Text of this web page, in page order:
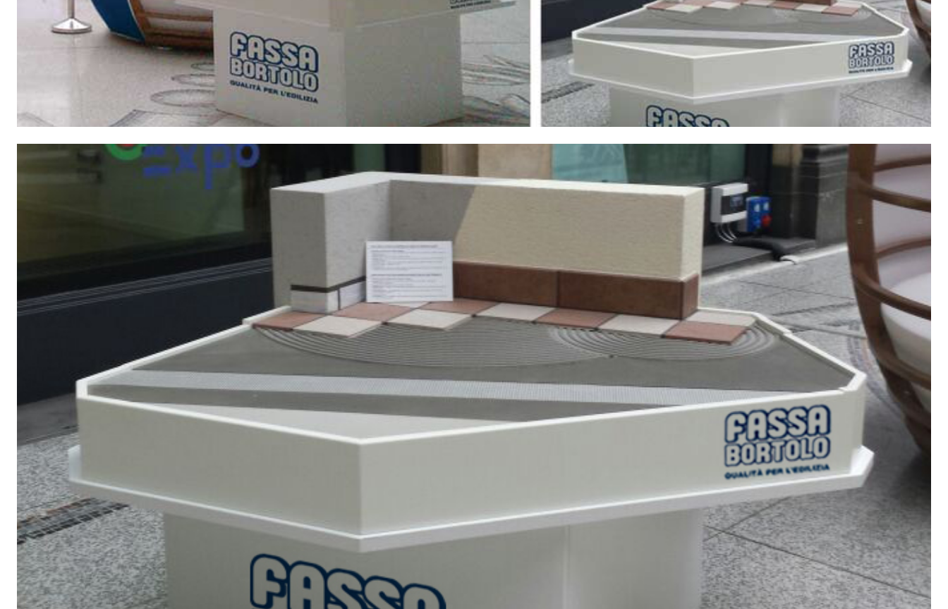
KB 13 EVOLUTION
Intonaco di fondo bianco fibrorinforzato a base di calce aerea, per
interni ed esterni
GypsoLIGNUM TIPO DEFH1IR
Lastra in cartongesso
Sistema RIPRISTINO DEL CALCESTRUZZO
GEOACTIVE R4 40
Malta rapida contenente speciali leganti solfatoresistenti, polimero-
modificata, tixotropica, fibrorinforzata, per la passivazione, riparazione,
rasatura e protezione di strutture in calcestruzzo
FASSAFLOOR – FONDI DI POSA
Lisciatura autolivellante a base di anidrite e quarzo, ad alta conducibilità
termica per la realizzazione di massetti radianti a basso spessore in
ambienti interni.